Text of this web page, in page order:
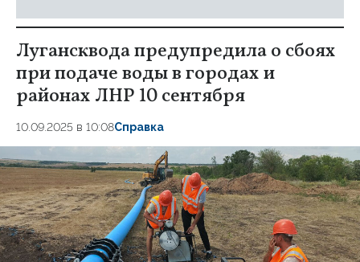
Лугансквода предупредила о сбоях
при подаче воды в городах и
районах ЛНР 10 сентября
10.09.2025 в 10:08Справка